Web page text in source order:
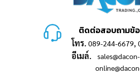
ติดต่อสอบถามข้
โทร. 089-244-6679,
อีเมล์.